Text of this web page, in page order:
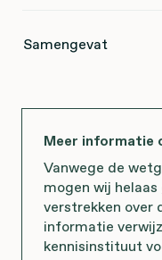
Samengevat
Meer informatie
Vanwege de
mogen wij
verstrekken over
informatie
kennisinstituut